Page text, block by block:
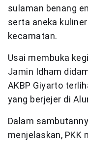
sulaman benang
serta aneka
kecamatan.
Usai membuka
Jamin Idham
AKBP Giyarto
yang berjejer di
Dalam
menjelaskan, PKK